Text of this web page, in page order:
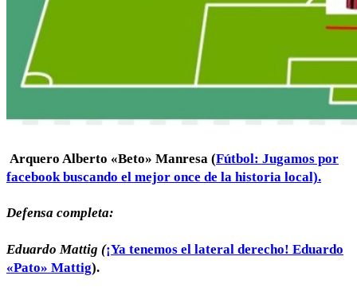
Arquero Alberto «Beto» Manresa (Fútbol: Jugamos por
facebook buscando el mejor once de la historia local).
Defensa completa:
Eduardo Mattig (¡Ya tenemos el lateral derecho! Eduardo
«Pato» Mattig).